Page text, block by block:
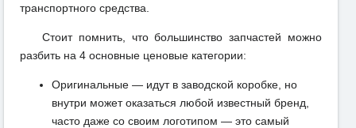
транспортного средства.
Стоит помнить, что большинство запчастей можно
разбить на 4 основные ценовые категории:
Оригинальные — идут в заводской коробке, но
внутри может оказаться любой известный бренд,
часто даже со своим логотипом — это самый